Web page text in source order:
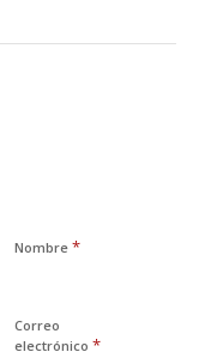
Nombre *
Correo
electrónico *